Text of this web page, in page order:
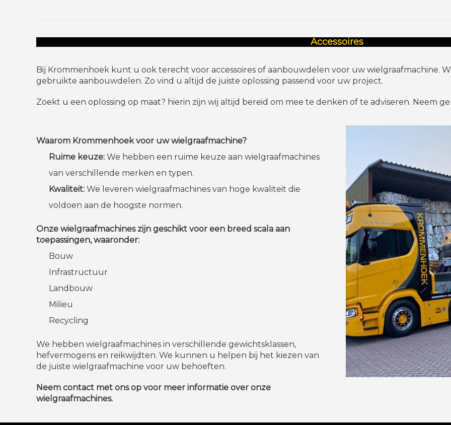
Accessoires
Bij Krommenhoek kunt u ook terecht voor accessoires of aanbouwdelen voor uw wielgraafmachine.
gebruikte aanbouwdelen. Zo vind u altijd de juiste oplossing passend voor uw project.
Zoekt u een oplossing op maat? hierin zijn wij altijd bereid om mee te denken of te adviseren. Neem
Waarom Krommenhoek voor uw wielgraafmachine?
Ruime keuze: We hebben een ruime keuze aan wielgraafmachines
van verschillende merken en typen.
Kwaliteit: We leveren wielgraafmachines van hoge kwaliteit die
voldoen aan de hoogste normen.
Onze wielgraafmachines zijn geschikt voor een breed scala aan
toepassingen, waaronder:
Bouw
Infrastructuur
Landbouw
Milieu
Recycling
We hebben wielgraafmachines in verschillende gewichtsklassen,
hefvermogens en reikwijdten. We kunnen u helpen bij het kiezen van
de juiste wielgraafmachine voor uw behoeften.
Neem contact met ons op voor meer informatie over onze
wielgraafmachines.